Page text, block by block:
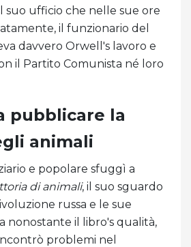
suo ufficio che nelle sue ore
il funzionario del
davvero Orwell's lavoro e
il Partito Comunista né loro
pubblicare la
animali
e popolare sfuggì a
di animali, il suo sguardo
russa e le sue
nonostante il libro's qualità,
problemi nel